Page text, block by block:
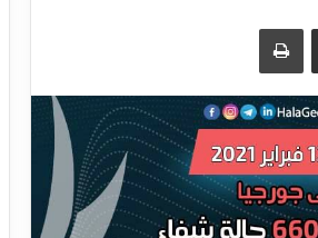
مشاركة عبر البريد طباعة